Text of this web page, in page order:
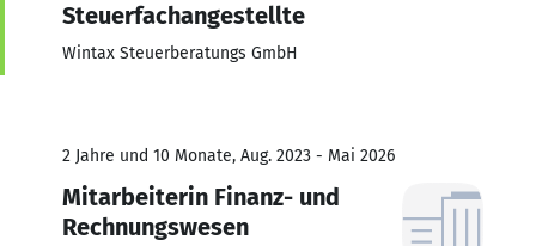
Steuerfachangestellte
Wintax Steuerberatungs GmbH
2 Jahre und 10 Monate, Aug. 2023 - Mai 2026
Mitarbeiterin Finanz- und
Rechnungswesen